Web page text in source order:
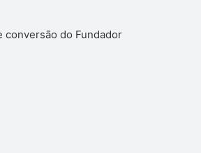
conversão do Fundador